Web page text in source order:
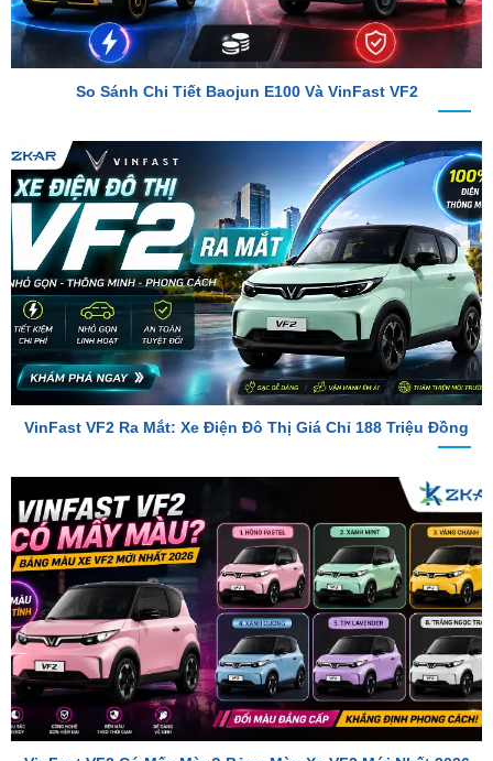
So Sánh Chi Tiết Baojun E100 Và VinFast VF2
VinFast VF2 Ra Mắt: Xe Điện Đô Thị Giá Chỉ 188 Triệu Đồng
VinFast VF2 Có Mấy Màu? Bảng Màu Xe VF2 Mới Nhất 2026